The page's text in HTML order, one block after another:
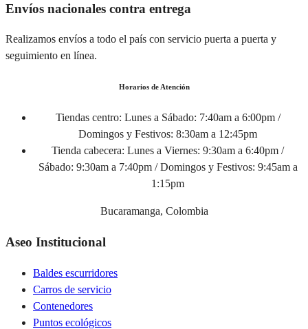
Envíos nacionales contra entrega
Realizamos envíos a todo el país con servicio puerta a puerta y
seguimiento en línea.
Horarios de Atención
Tiendas centro: Lunes a Sábado: 7:40am a 6:00pm /
Domingos y Festivos: 8:30am a 12:45pm
Tienda cabecera: Lunes a Viernes: 9:30am a 6:40pm /
Sábado: 9:30am a 7:40pm / Domingos y Festivos: 9:45am a
1:15pm
Bucaramanga, Colombia
Aseo Institucional
Baldes escurridores
Carros de servicio
Contenedores
Puntos ecológicos